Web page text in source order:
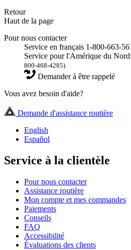
Retour
Haut de la page
Pour nous contacter
Service en français 1-800-663-
Service pour l'Amérique du
800-468-4285)
Demander à être rappelé
Vous avez besoin d'aide?
Demande d'assistance routière
English
Español
Service à la clientèle
Pour nous contacter
Assistance routière
Mon compte et mes commandes
Paiements
Conseils
FAQ
Accessibilité
Évaluations des clients